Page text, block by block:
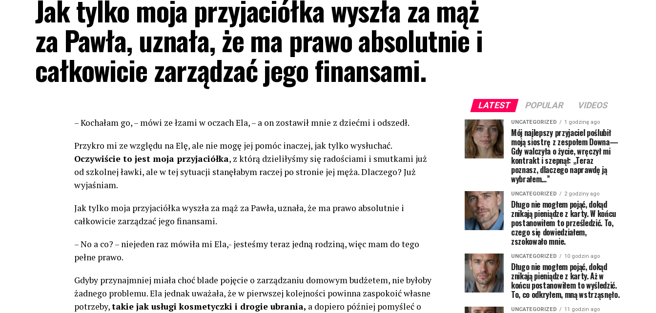
Jak tylko moja przyjaciółka wyszła za mąż
za Pawła, uznała, że ​​ma prawo absolutnie i
całkowicie zarządzać jego finansami.
– Kochałam go, – mówi ze łzami w oczach Ela, – a on zostawił mnie z dziećmi i odszedł.
Przykro mi ze względu na Elę, ale nie mogę jej pomóc inaczej, jak tylko wysłuchać.
Oczywiście to jest moja przyjaciółka, z którą dzieliłyśmy się radościami i smutkami już
od szkolnej ławki, ale w tej sytuacji stanęłabym raczej po stronie jej męża. Dlaczego? Już
wyjaśniam.
Jak tylko moja przyjaciółka wyszła za mąż za Pawła, uznała, że ​​ma prawo absolutnie i
całkowicie zarządzać jego finansami.
– No a co? – niejeden raz mówiła mi Ela,- jesteśmy teraz jedną rodziną, więc mam do tego
pełne prawo.
Gdyby przynajmniej miała choć blade pojęcie o zarządzaniu domowym budżetem, nie byłoby
żadnego problemu. Ela jednak uważała, że ​​w pierwszej kolejności powinna zaspokoić własne
potrzeby,takie jak usługi kosmetyczki i drogie ubrania, a dopiero później pomyśleć o
LATEST POPULAR VIDEOS
UNCATEGORIZED 1 godzinę ago
Mój najlepszy przyjaciel poślubił
moją siostrę z zespołem Downa—
Gdy walczyła o życie, wręczył mi
kontrakt i szepnął: „Teraz
poznasz, dlaczego naprawdę ją
wybrałem…”
UNCATEGORIZED 2 godziny ago
Długo nie mogłem pojąć, dokąd
znikają pieniądze z karty. W końcu
postanowiłem to prześledzić. To,
czego się dowiedziałem,
zszokowało mnie.
UNCATEGORIZED 10 godzin ago
Długo nie mogłem pojąć, dokąd
znikają pieniądze z karty. Aż w
końcu postanowiłem to wyśledzić.
To, co odkryłem, mną wstrząsnęło.
UNCATEGORIZED 11 godzin ago